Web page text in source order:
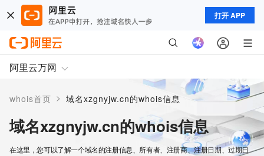
打开 APP
阿里云万网
whois首页 > 域名xzgnyjw.cn的whois信息
域名xzgnyjw.cn的whois信息
在这里，您可以了解一个域名的注册信息、所有者、注册商、注册日期、过期日